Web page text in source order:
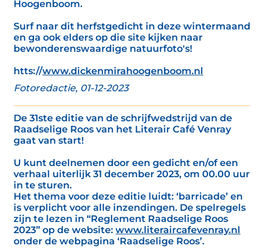
Hoogenboom.
Surf naar dit herfstgedicht in deze wintermaand
en ga ook elders op die site kijken naar
bewonderenswaardige natuurfoto's!
htts://www.dickenmirahoogenboom.nl
Fotoredactie, 01-12-2023
De 31ste editie van de schrijfwedstrijd van de
Raadselige Roos van het Literair Café Venray
gaat van start!
U kunt deelnemen door een gedicht en/of een
verhaal uiterlijk 31 december 2023, om 00.00 uur
in te sturen.
Het thema voor deze editie luidt: ‘barricade’ en
is verplicht voor alle inzendingen. De spelregels
zijn te lezen in “Reglement Raadselige Roos
2023” op de website: www.literaircafevenray.nl
onder de webpagina ‘Raadselige Roos’.